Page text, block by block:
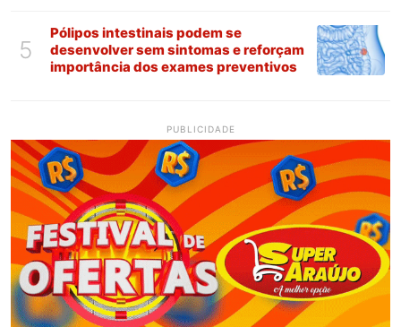
5
Pólipos intestinais podem se
desenvolver sem sintomas e reforçam
importância dos exames preventivos
PUBLICIDADE